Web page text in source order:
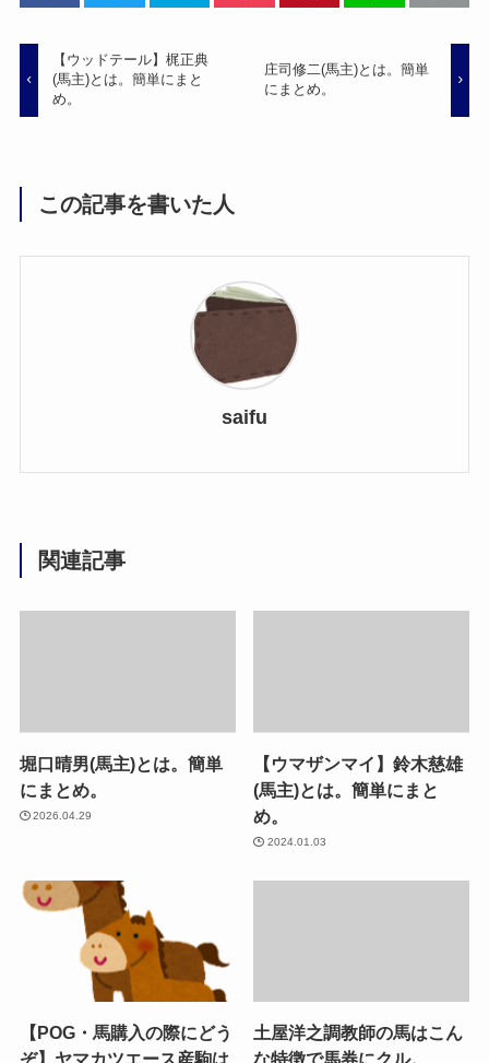
【ウッドテール】梶正典
(馬主)とは。簡単にまと
め。
庄司修二(馬主)とは。簡単
にまとめ。
この記事を書いた人
saifu
関連記事
堀口晴男(馬主)とは。簡単
にまとめ。
2026.04.29
【ウマザンマイ】鈴木慈雄
(馬主)とは。簡単にまと
め。
2024.01.03
【POG・馬購入の際にどう
ぞ】ヤマカツエース産駒は
土屋洋之調教師の馬はこん
な特徴で馬券にクル。